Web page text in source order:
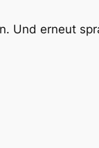
Und erneut